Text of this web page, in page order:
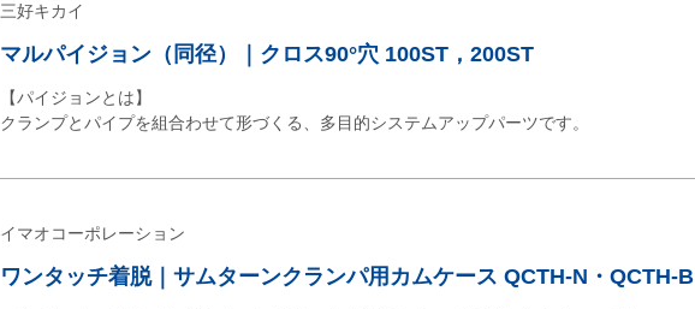
三好キカイ
マルパイジョン（同径）｜クロス90°穴 100ST，200ST
【パイジョンとは】
クランプとパイプを組合わせて形づくる、多目的システムアップパーツです。
イマオコーポレーション
ワンタッチ着脱｜サムターンクランパ用カムケース QCTH-N・QCTH-B